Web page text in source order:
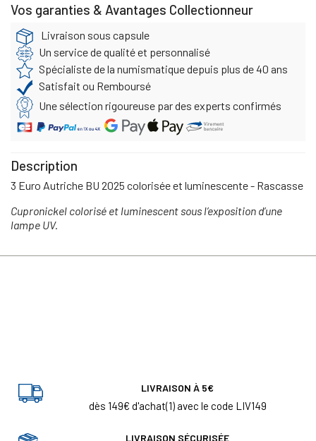
Vos garanties & Avantages Collectionneur
Livraison sous capsule
Un service de qualité et personnalisé
Spécialiste de la numismatique depuis plus de 40 ans
Satisfait ou Remboursé
Une sélection rigoureuse par des experts confirmés
Description
3 Euro Autriche BU 2025 colorisée et luminescente - Rascasse
Cupronickel colorisé et luminescent sous l’exposition d’une
lampe UV.
LIVRAISON À 5€
dès 149€ d'achat(1) avec le code LIV149
LIVRAISON SÉCURISÉE